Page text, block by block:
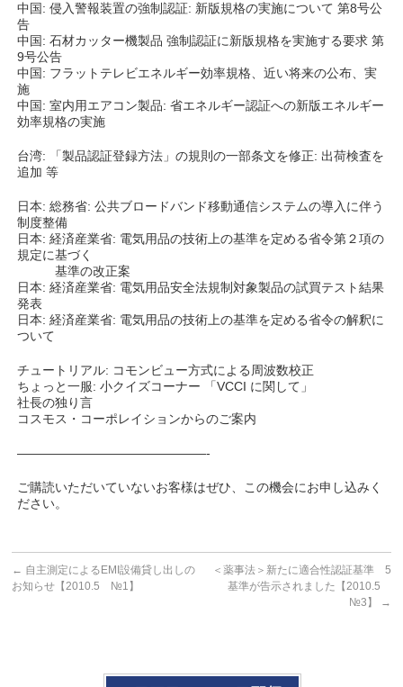
中国: 侵入警報装置の強制認証: 新版規格の実施について 第8号公
告
中国: 石材カッター機製品 強制認証に新版規格を実施する要求 第
9号公告
中国: フラットテレビエネルギー効率規格、近い将来の公布、実
施
中国: 室内用エアコン製品: 省エネルギー認証への新版エネルギー
効率規格の実施
台湾: 「製品認証登録方法」の規則の一部条文を修正: 出荷検査を
追加 等
日本: 総務省: 公共ブロードバンド移動通信システムの導入に伴う
制度整備
日本: 経済産業省: 電気用品の技術上の基準を定める省令第２項の
規定に基づく
基準の改正案
日本: 経済産業省: 電気用品安全法規制対象製品の試買テスト結果
発表
日本: 経済産業省: 電気用品の技術上の基準を定める省令の解釈に
ついて
チュートリアル: コモンビュー方式による周波数校正
ちょっと一服: 小クイズコーナー 「VCCI に関して」
社長の独り言
コスモス・コーポレイションからのご案内
———————————————-
ご購読いただいていないお客様はぜひ、この機会にお申し込みく
ださい。
← 自主測定によるEMI設備貸し出しの
お知らせ【2010.5 №1】
＜薬事法＞新たに適合性認証基準 5
基準が告示されました【2010.5
№3】
→